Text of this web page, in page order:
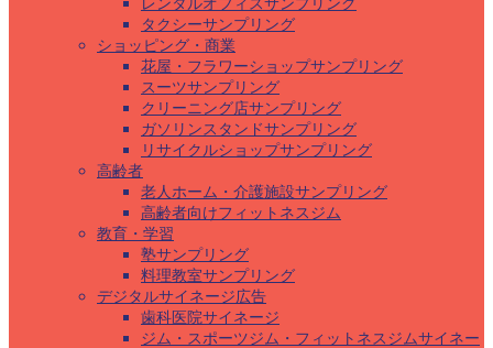
レンタルオフィスサンプリング
タクシーサンプリング
ショッピング・商業
花屋・フラワーショップサンプリング
スーツサンプリング
クリーニング店サンプリング
ガソリンスタンドサンプリング
リサイクルショップサンプリング
高齢者
老人ホーム・介護施設サンプリング
高齢者向けフィットネスジム
教育・学習
塾サンプリング
料理教室サンプリング
デジタルサイネージ広告
歯科医院サイネージ
ジム・スポーツジム・フィットネスジムサイネー